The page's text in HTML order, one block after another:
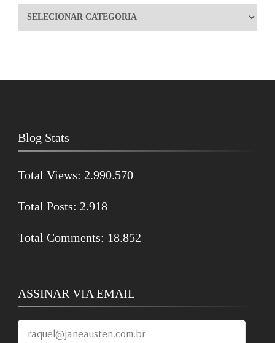
Blog Stats
Total Views: 2.990.570
Total Posts: 2.918
Total Comments: 18.852
ASSINAR VIA EMAIL
raquel@janeausten.com.br